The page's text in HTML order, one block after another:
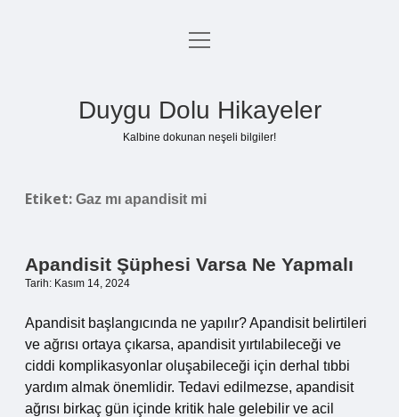
Anasayfa
menüyü
Duygu Dolu Hikayeler
Kalbine dokunan neşeli bilgiler!
Etiket: Gaz mı apandisit mi
Apandisit Şüphesi Varsa Ne Yapmalı
Tarih: Kasım 14, 2024
Apandisit başlangıcında ne yapılır? Apandisit belirtileri
ve ağrısı ortaya çıkarsa, apandisit yırtılabileceği ve
ciddi komplikasyonlar oluşabileceği için derhal tıbbi
yardım almak önemlidir. Tedavi edilmezse, apandisit
ağrısı birkaç gün içinde kritik hale gelebilir ve acil